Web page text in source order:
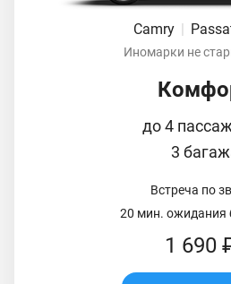
Camry
Иномарки не
до 4
3
Встреча по
20 мин. ожидания
1 690